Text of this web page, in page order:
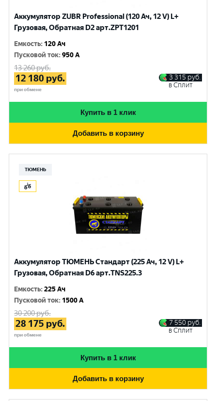
Аккумулятор ZUBR Professional (120 Ач, 12 V) L+
Грузовая, Обратная D2 арт.ZPT1201
Емкость: 120 Ач
Пусковой ток:950 A
13 260руб.
12 180 руб.
при обмене
3 315 руб.
в Сплит
Купить в 1 клик
Добавить в корзину
ТЮМЕНЬ
Аккумулятор ТЮМЕНЬ Стандарт (225 Ач, 12 V) L+
Грузовая, Обратная D6 арт.TNS225.3
Емкость:225 Ач
Пусковой ток: 1500 A
30 200руб.
28 175 руб.
при обмене
7 550 руб.
в Сплит
Купить в 1 клик
Добавить в корзину